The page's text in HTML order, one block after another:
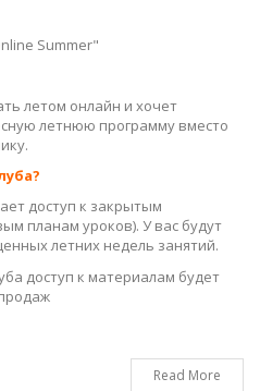
Summer"
летом онлайн и хочет
летнюю программу вместо
доступ к закрытым
планам уроков). У вас будут
летних недель занятий.
доступ к материалам будет
Read More